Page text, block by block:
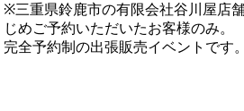
※三重県鈴鹿市の有限会社谷川屋店
じめご予約いただいたお客様のみ。
完全予約制の出張販売イベントです。